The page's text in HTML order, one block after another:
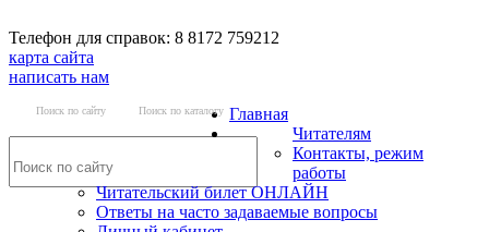
Телефон для справок: 8 8172 759212
карта сайта
написать нам
Поиск по сайту Поиск по каталогу Главная
Читателям
Контакты, режим
работы
Читательский билет ОНЛАЙН
Ответы на часто задаваемые вопросы